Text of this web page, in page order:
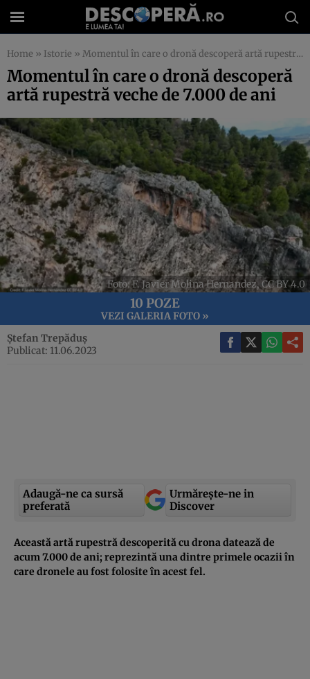
Home » Istorie » Momentul în care o dronă descoperă artă rupestră veche de 7.000 de ani
Momentul în care o dronă descoperă
artă rupestră veche de 7.000 de ani
Foto: F. Javier Molina Hernandez, CC BY 4.0
10 POZE
VEZI GALERIA FOTO »
Ștefan Trepăduș
Publicat: 11.06.2023
Adaugă-ne ca sursă
preferată
Urmărește-ne in
Discover
Această artă rupestră descoperită cu drona datează de
acum 7.000 de ani; reprezintă una dintre primele ocazii în
care dronele au fost folosite în acest fel.